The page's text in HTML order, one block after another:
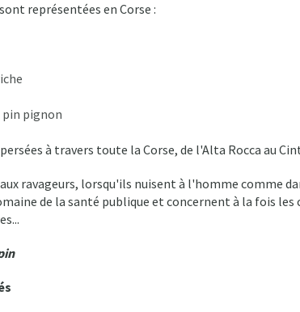
représentées en Corse :
pin pignon
à travers toute la Corse, de l'Alta Rocca au
ravageurs, lorsqu'ils nuisent à l'homme comme
de la santé publique et concernent à la fois